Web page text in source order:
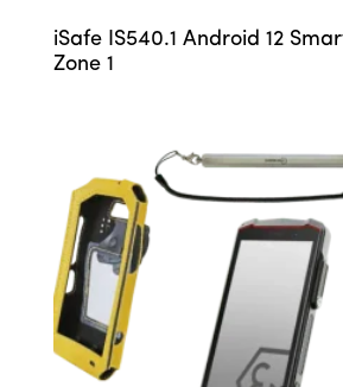
iSafe IS540.1 Android 12
Zone 1